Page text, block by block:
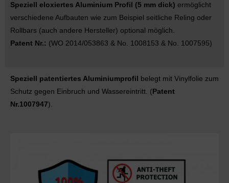
Speziell eloxiertes Aluminium Profil (5 mm dick) ermöglicht
verschiedene Aufbauten wie zum Beispiel seitliche Reling oder
Rollbars (auch andere Hersteller) optional möglich.
Patent Nr.: (WO 2014/053863 & No. 1008153 & No. 1007595)
Speziell patentiertes Aluminiumprofil belegt mit Vinylfolie zum
Schutz gegen Einbruch und Wassereintritt. (Patent
Nr.1007947).